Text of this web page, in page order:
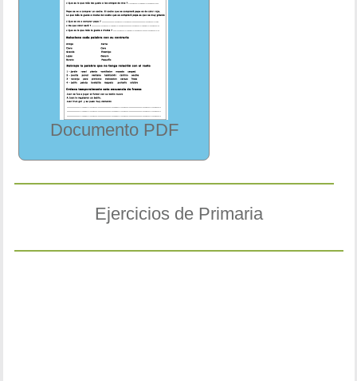
Documento PDF
Ejercicios de Primaria